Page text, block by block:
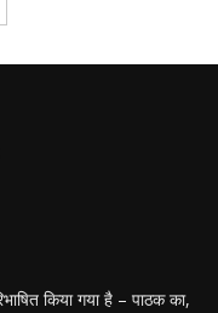
किया गया है – पाठक का,